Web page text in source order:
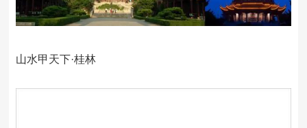
山水甲天下·桂林